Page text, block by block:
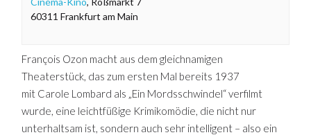
60311 Frankfurt am Main
François Ozon macht aus dem gleichnamigen
Theaterstück, das zum ersten Mal bereits 1937
mit Carole Lombard als „Ein Mordsschwindel“ verfilmt
wurde, eine leichtfüßige Krimikomödie, die nicht nur
unterhaltsam ist, sondern auch sehr intelligent – also ein